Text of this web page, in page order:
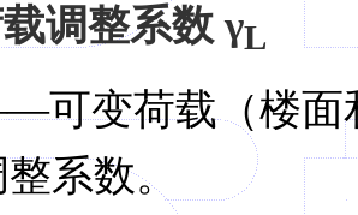
调整系数 γL
可变荷载（楼面
系数。